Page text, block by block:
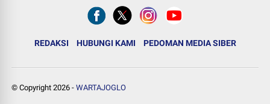
REDAKSI HUBUNGI KAMI PEDOMAN MEDIA SIBER
© Copyright2026 -WARTAJOGLO